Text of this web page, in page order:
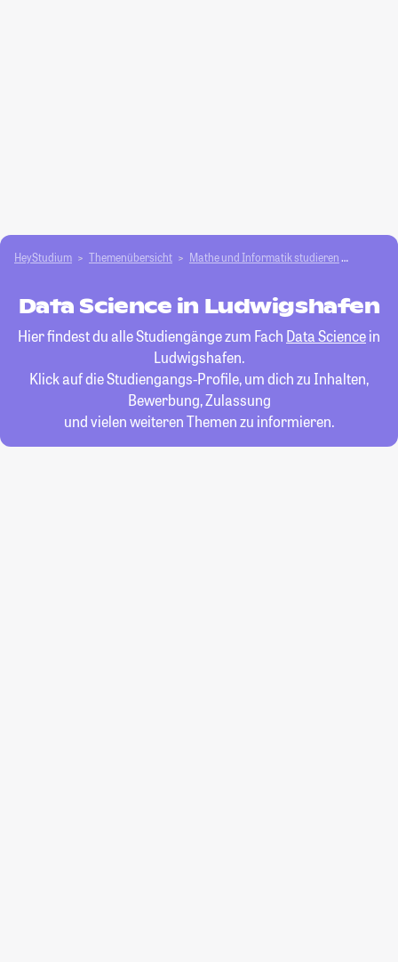
HeyStudium Themenübersicht Mathe und Informatik studieren
Data Science in Ludwigshafen
Hier findest du alle Studiengänge zum Fach Data Sciencein
Ludwigshafen.
Klick auf die Studiengangs-Profile, um dich zu Inhalten,
Bewerbung, Zulassung
und vielen weiteren Themen zu informieren.